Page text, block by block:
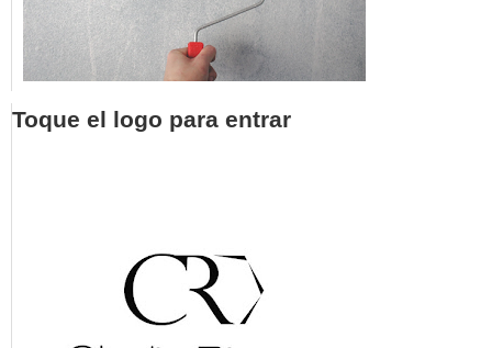
Toque el logo para entrar